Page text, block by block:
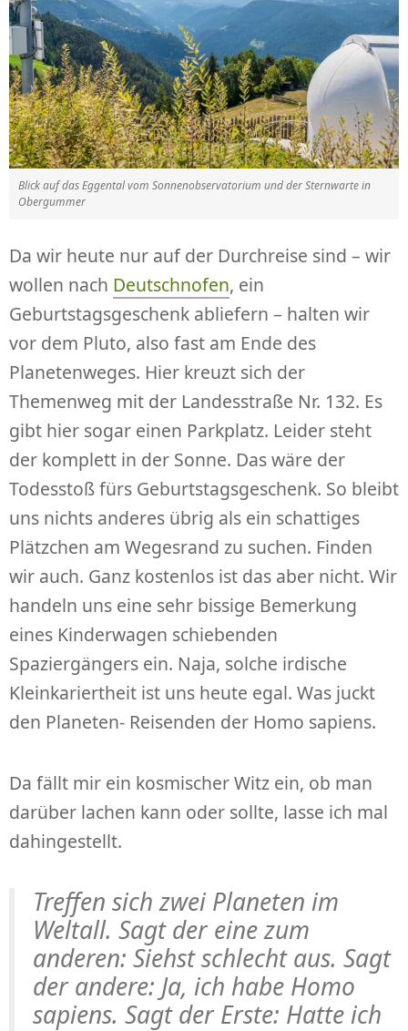
Blick auf das Eggental vom Sonnenobservatorium und der Sternwarte in
Obergummer
Da wir heute nur auf der Durchreise sind – wir
wollen nach Deutschnofen, ein
Geburtstagsgeschenk abliefern – halten wir
vor dem Pluto, also fast am Ende des
Planetenweges. Hier kreuzt sich der
Themenweg mit der Landesstraße Nr. 132. Es
gibt hier sogar einen Parkplatz. Leider steht
der komplett in der Sonne. Das wäre der
Todesstoß fürs Geburtstagsgeschenk. So bleibt
uns nichts anderes übrig als ein schattiges
Plätzchen am Wegesrand zu suchen. Finden
wir auch. Ganz kostenlos ist das aber nicht. Wir
handeln uns eine sehr bissige Bemerkung
eines Kinderwagen schiebenden
Spaziergängers ein. Naja, solche irdische
Kleinkariertheit ist uns heute egal. Was juckt
den Planeten- Reisenden der Homo sapiens.
Da fällt mir ein kosmischer Witz ein, ob man
darüber lachen kann oder sollte, lasse ich mal
dahingestellt.
Treffen sich zwei Planeten im
Weltall. Sagt der eine zum
anderen: Siehst schlecht aus. Sagt
der andere: Ja, ich habe Homo
sapiens. Sagt der Erste: Hatte ich